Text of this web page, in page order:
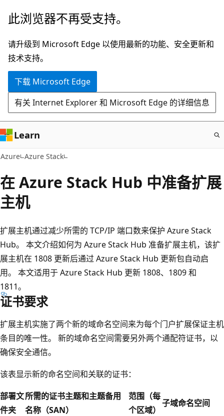
跳
主
要
内
此浏览器不再受支持。
请升级到 Microsoft Edge 以使用最新的功能、安全更新和
技术支持。
下载 Microsoft Edge
有关 Internet Explorer 和 Microsoft Edge 的详细信息
Learn
Azure Azure Stack
在 Azure Stack Hub 中准备扩展
主机
扩展主机通过减少所需的 TCP/IP 端口数来保护 Azure Stack
Hub。 本文介绍如何为 Azure Stack Hub 准备扩展主机，该扩
展主机在 1808 更新后通过 Azure Stack Hub 更新包自动启
用。 本文适用于 Azure Stack Hub 更新 1808、1809 和
1811。
证书要求
扩展主机实施了两个新的域命名空间来为每个门户扩展保证主机
条目的唯一性。 新的域命名空间需要另外两个通配符证书，以
确保安全通信。
该表显示新的命名空间和关联的证书：
部署文
件夹
所需的证书主题和主题备用
名称（SAN）
范围（每
个区域）
子域命名空间